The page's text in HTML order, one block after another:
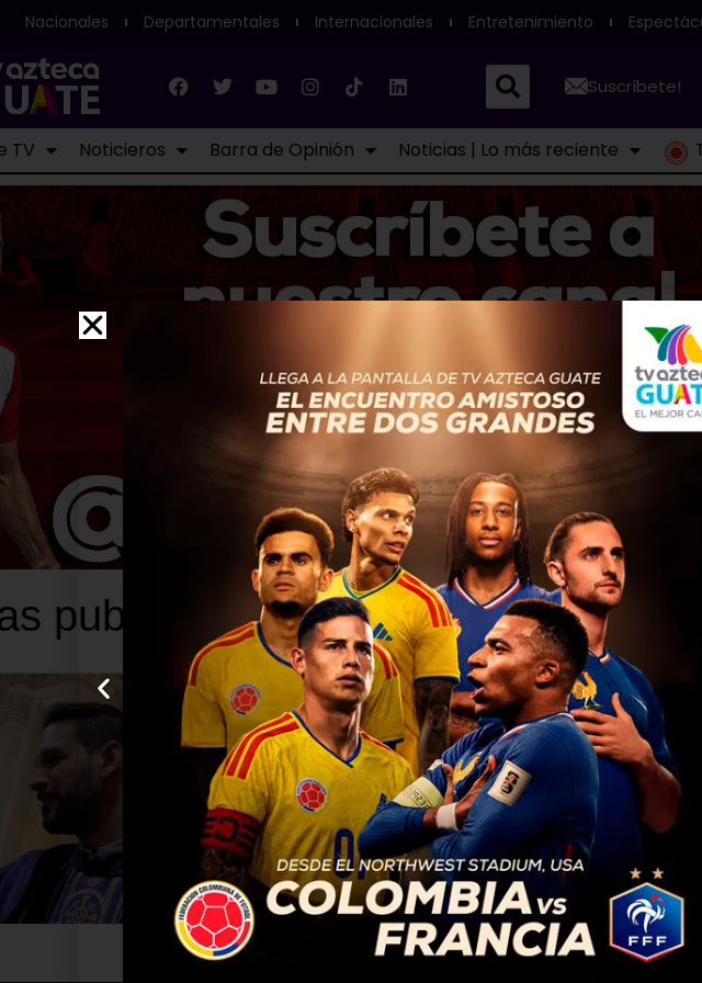
Nacionales Departamentales Internacionales Entretenimiento
Suscríbete!
TV Noticieros Barra de Opinión Noticias | Lo más reciente
publicaciones etiquetadas con
VIRAL 3 años atrás
VIDEO: Sacerdote de hace viral
en redes sociales por
considerarlo el más guapo
Varios internautas indicaron que de las redes
sociales nadie se escapa, curas y sacerdotes
ahora han sido tema de memes y noticias. Con
el ritmo de la famosa canción...